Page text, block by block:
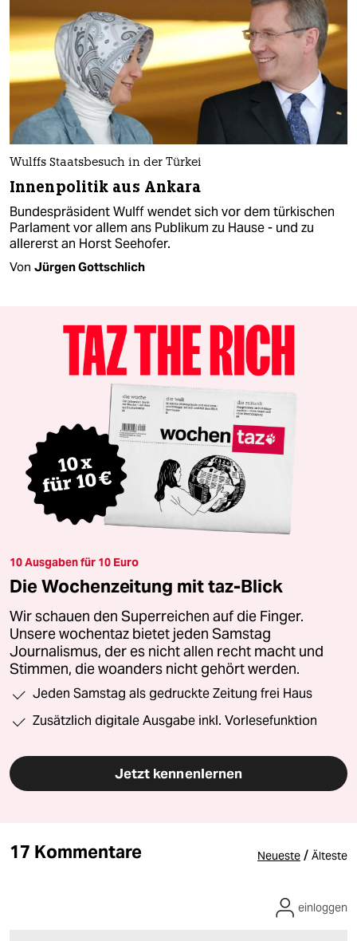
Wulffs Staatsbesuch in der Türkei
Innenpolitik aus Ankara
Bundespräsident Wulff wendet sich vor dem türkischen
Parlament vor allem ans Publikum zu Hause - und zu
allererst an Horst Seehofer.
Von Jürgen Gottschlich
10 Ausgaben für 10 Euro
Die Wochenzeitung mit taz-Blick
Wir schauen den Superreichen auf die Finger.
Unsere wochentaz bietet jeden Samstag
Journalismus, der es nicht allen recht macht und
Stimmen, die woanders nicht gehört werden.
Jeden Samstag als gedruckte Zeitung frei Haus
Zusätzlich digitale Ausgabe inkl. Vorlesefunktion
Jetzt kennenlernen
17 Kommentare Neueste / Älteste
einloggen